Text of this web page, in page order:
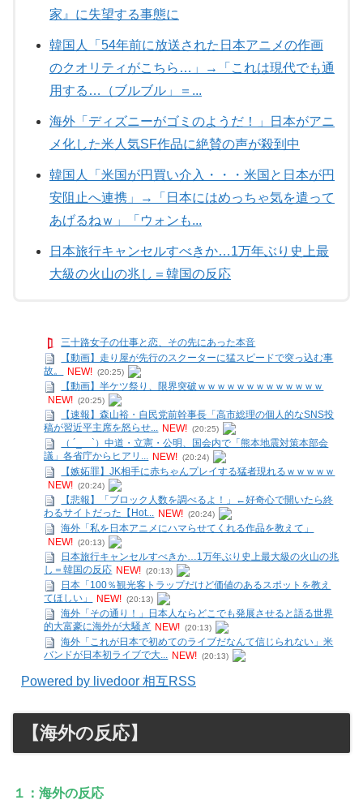
家』に失望する事態に
韓国人「54年前に放送された日本アニメの作画
のクオリティがこちら…」→「これは現代でも通
用する…（ブルブル」＝...
海外「ディズニーがゴミのようだ！」日本がアニ
メ化した米人気SF作品に絶賛の声が殺到中
韓国人「米国が円買い介入・・・米国と日本が円
安阻止へ連携」→「日本にはめっちゃ気を遣って
あげるねｗ」「ウォンも...
日本旅行キャンセルすべきか…1万年ぶり史上最
大級の火山の兆し＝韓国の反応
三十路女子の仕事と恋、その先にあった本音
【動画】走り屋が先行のスクーターに猛スピードで突っ込む事
故。
NEW! (20:25)
【動画】半ケツ祭り、限界突破ｗｗｗｗｗｗｗｗｗｗｗｗｗ
NEW! (20:25)
【速報】森山裕・自民党前幹事長「高市総理の個人的なSNS投
稿が習近平主席を怒らせ... NEW! (20:25)
（ ´_ゝ`）中道・立憲・公明、国会内で「熊本地震対策本部会
議」各省庁からヒアリ... NEW! (20:24)
【嫉妬罪】JK相手に赤ちゃんプレイする猛者現れるｗｗｗｗｗ
NEW! (20:24)
【悲報】「ブロック人数を調べるよ！」←好奇心で開いたら終
わるサイトだった【Hot... NEW! (20:24)
海外「私を日本アニメにハマらせてくれる作品を教えて」
NEW! (20:13)
日本旅行キャンセルすべきか…1万年ぶり史上最大級の火山の兆
し＝韓国の反応 NEW! (20:13)
日本「100％観光客トラップだけど価値のあるスポットを教え
てほしい」
NEW! (20:13)
海外「その通り！」日本人ならどこでも発展させると語る世界
的大富豪に海外が大騒ぎ NEW! (20:13)
海外「これが日本で初めてのライブだなんて信じられない」米
バンドが日本初ライブで大... NEW! (20:13)
Powered by livedoor 相互RSS
【海外の反応】
１：海外の反応